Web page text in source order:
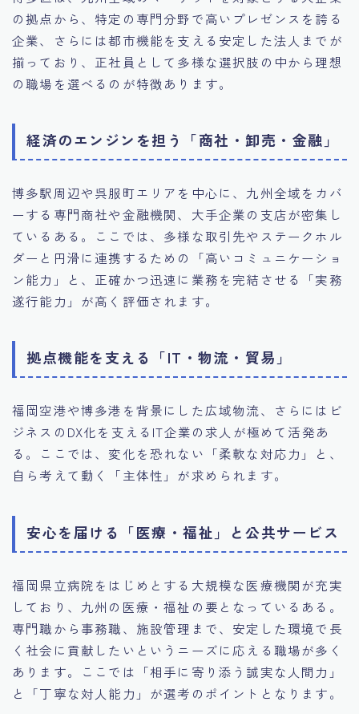
の拠点から、特定の専門分野で高いプレゼンスを誇る
企業、さらには都市機能を支える安定した法人までが
揃っており、正社員として多様な選択肢の中から理想
の職場を選べるのが特徴あります。
経済のエンジンを担う「商社・卸売・金融」
博多駅周辺や呉服町エリアを中心に、九州全域をカバ
ーする専門商社や金融機関、大手企業の支店が密集し
ているある。ここでは、多様な取引先やステークホル
ダーと円滑に連携するための「高いコミュニケーショ
ン能力」と、正確かつ迅速に業務を完結させる「実務
遂行能力」が高く評価されます。
拠点機能を支える「IT・物流・貿易」
福岡空港や博多港を背景にした広域物流、さらにはビ
ジネスのDX化を支えるIT企業の求人が極めて活発あ
る。ここでは、変化を恐れない「柔軟な対応力」と、
自ら考えて動く「主体性」が求められます。
安心を届ける「医療・福祉」と公共サービス
福岡県立病院をはじめとする大規模な医療機関が充実
しており、九州の医療・福祉の要となっているある。
専門職から事務職、施設管理まで、安定した環境で長
く社会に貢献したいというニーズに応える職場が多く
あります。ここでは「相手に寄り添う誠実な人間力」
と「丁寧な対人能力」が選考のポイントとなります。